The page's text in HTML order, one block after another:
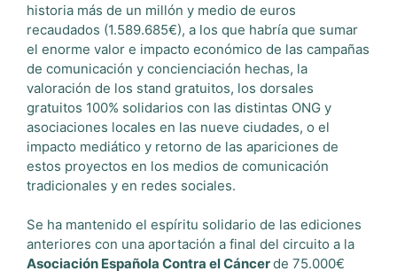
historia más de un millón y medio de euros
recaudados (1.589.685€), a los que habría que sumar
el enorme valor e impacto económico de las campañas
de comunicación y concienciación hechas, la
valoración de los stand gratuitos, los dorsales
gratuitos 100% solidarios con las distintas ONG y
asociaciones locales en las nueve ciudades, o el
impacto mediático y retorno de las apariciones de
estos proyectos en los medios de comunicación
tradicionales y en redes sociales.
Se ha mantenido el espíritu solidario de las ediciones
anteriores con una aportación a final del circuito a la
Asociación Española Contra el Cáncerde 75.000€